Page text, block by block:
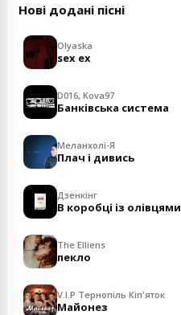
Нові додані пісні
Olyaska
sex ex
D016, Kova97
Банківська система
Меланхолі-Я
Плач і дивись
Дзенкінг
В коробці із олівцями
The Elliens
пекло
V.I.P Тернопіль Кіп'яток
Майонез